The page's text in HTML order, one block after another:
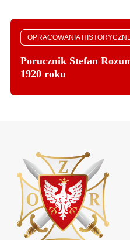
OPRACOWANIA
Porucznik Stefan
1920 roku